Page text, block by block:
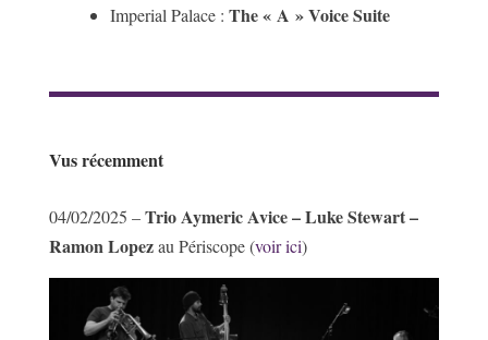
Imperial Palace : The « A » Voice Suite
Vus récemment
04/02/2025 –Trio Aymeric Avice – Luke Stewart –
Ramon Lopezau Périscope (voir ici)